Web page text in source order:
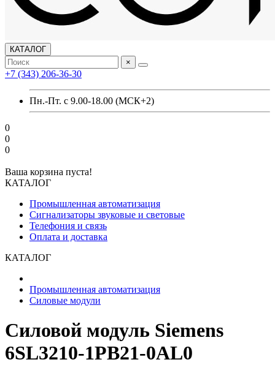
КАТАЛОГ
×
+7 (343) 206-36-30
Пн.-Пт. с 9.00-18.00 (МСК+2)
0
0
0
Ваша корзина пуста!
КАТАЛОГ
Промышленная автоматизация
Сигнализаторы звуковые и световые
Телефония и связь
Оплата и доставка
КАТАЛОГ
Промышленная автоматизация
Силовые модули
Силовой модуль Siemens
6SL3210-1PB21-0AL0